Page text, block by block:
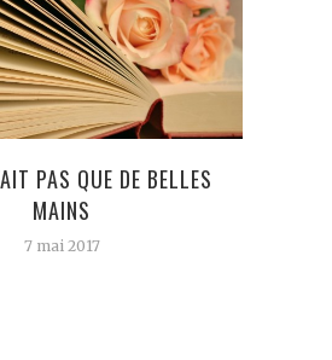
PAS QUE DE BELLES
MAINS
7 mai 2017